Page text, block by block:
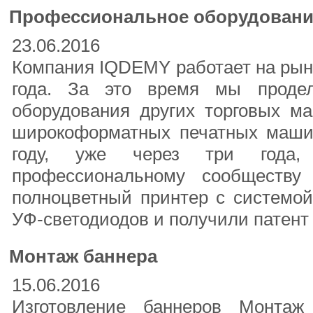
Профессиональное
23.06.2016
Компания IQDEMY работает на
года. За это время мы
оборудования других торговых
широкоформатных печатных
году, уже через три
профессиональному
полноцветный принтер с
УФ-светодиодов и получили
Монтаж баннера
15.06.2016
Изготовление баннеров